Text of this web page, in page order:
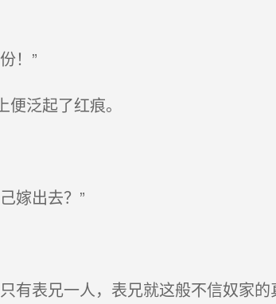
！”
泛起了红痕。
嫁出去？”
表兄一人，表兄就这般不信奴家的